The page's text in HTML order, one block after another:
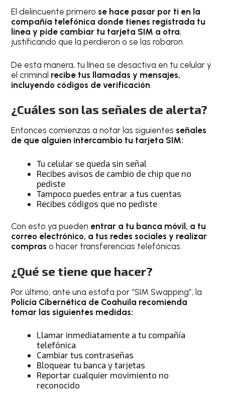
El delincuente primero se hace pasar por ti en la
compañía telefónica donde tienes registrada tu
línea y pide cambiar tu tarjeta SIM a otra,
justificando que la perdieron o se las robaron.
De esta manera, tu línea se desactiva en tu celular y
el criminal recibe tus llamadas y mensajes,
incluyendo códigos de verificación.
¿Cuáles son las señales de alerta?
Entonces comienzas a notar las siguientes señales
de que alguien intercambio tu tarjeta SIM:
Tu celular se queda sin señal
Recibes avisos de cambio de chip que no
pediste
Tampoco puedes entrar a tus cuentas
Recibes códigos que no pediste
Con esto ya pueden entrar a tu banca móvil, a tu
correo electrónico, a tus redes sociales y realizar
compras o hacer transferencias telefónicas.
¿Qué se tiene que hacer?
Por último, ante una estafa por “SIM Swapping”, la
Policía Cibernética de Coahuila recomienda
tomar las siguientes medidas:
Llamar inmediatamente a tu compañía
telefónica
Cambiar tus contraseñas
Bloquear tu banca y tarjetas
Reportar cualquier movimiento no
reconocido